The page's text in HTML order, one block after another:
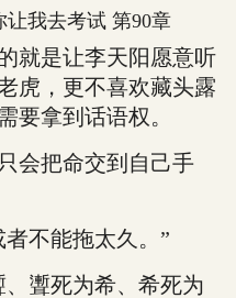
我去考试 第90章
是让李天阳愿意听
虎，更不喜欢藏头露
要拿到话语权。
把命交到自己手
不能拖太久。”
聻死为希、希死为